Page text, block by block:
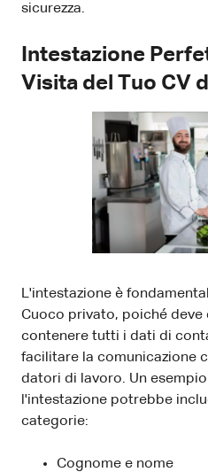
sicurezza.
Intestazione
Visita del Tuo CV
L'intestazione è
Cuoco privato, poiché deve
contenere tutti i dati di
facilitare la comunicazione
datori di lavoro. Un
l'intestazione potrebbe
categorie:
Cognome e nome